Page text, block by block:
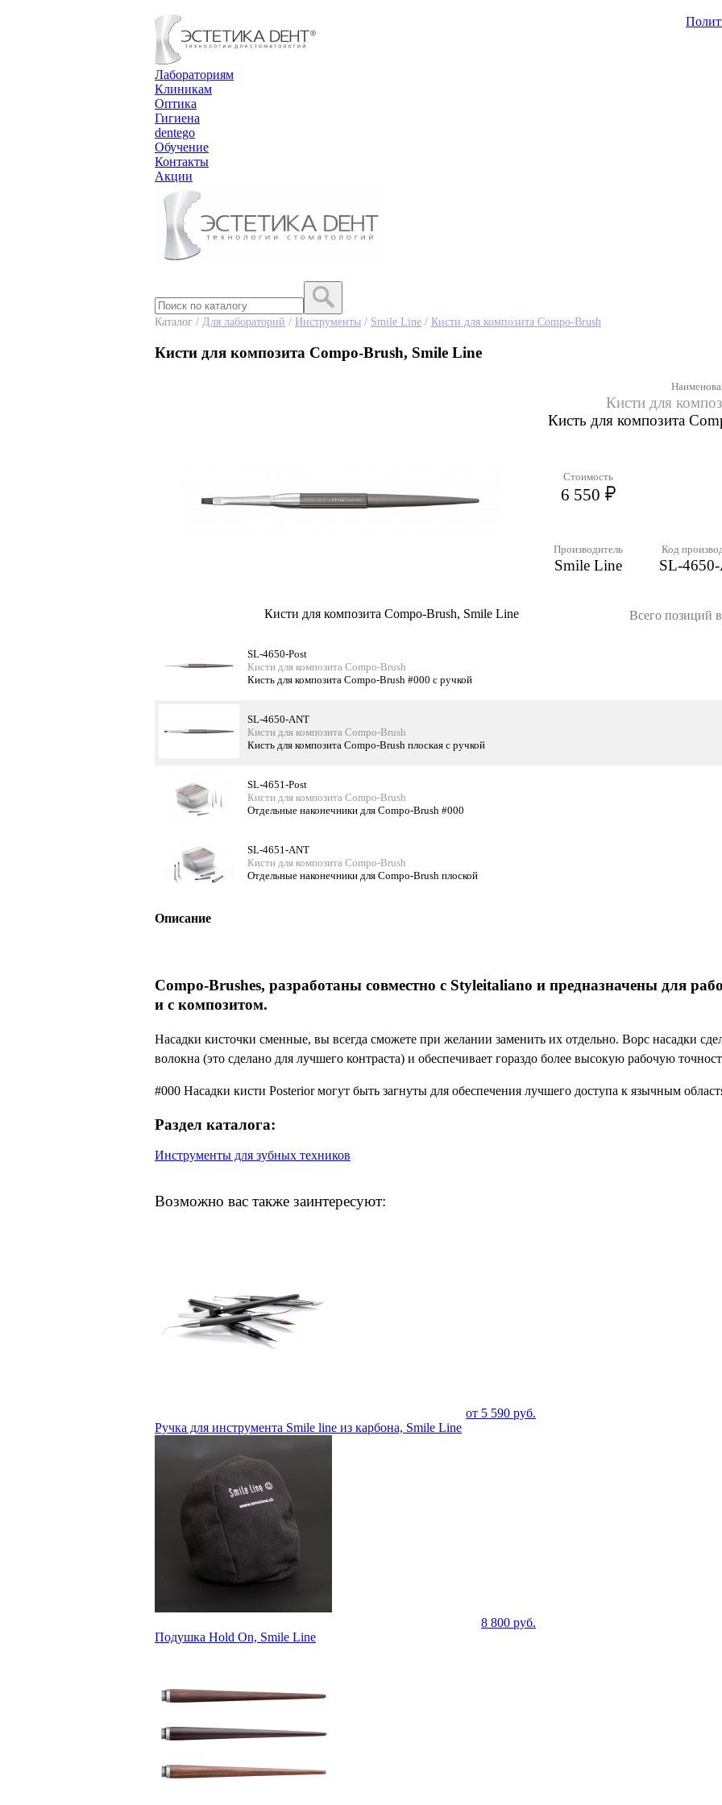
Лабораториям
Клиникам
Оптика
Гигиена
dentego
Обучение
Контакты
Акции
Каталог / Для лабораторий / Инструменты / Smile Line / Кисти для композита Compo-Brush
Кисти для композита Compo-Brush, Smile Line
Кисти для композита Compo-Brush, Smile Line
Кисти для
Кисть для композита
Стоимость
6 550
Производитель
Smile Line
Код
SL-
Всего позиций
SL-4650-Post
Кисти для композита Compo-Brush
Кисть для композита Compo-Brush #000 с ручкой
SL-4650-ANT
Кисти для композита Compo-Brush
Кисть для композита Compo-Brush плоская с ручкой
SL-4651-Post
Кисти для композита Compo-Brush
Отдельные наконечники для Compo-Brush #000
SL-4651-ANT
Кисти для композита Compo-Brush
Отдельные наконечники для Compo-Brush плоской
Описание
Compo-Brushes, разработаны совместно с Styleitaliano и предназначены для
и с композитом.
Насадки кисточки сменные, вы всегда сможете при желании заменить их отдельно. Ворс насадки
волокна (это сделано для лучшего контраста) и обеспечивает гораздо более высокую рабочую
#000 Насадки кисти Posterior могут быть загнуты для обеспечения лучшего доступа к язычным
Раздел каталога:
Инструменты для зубных техников
Возможно вас также заинтересуют:
от 5 590 руб.
Ручка для инструмента Smile line из карбона, Smile Line
8 800 руб.
Подушка Hold On, Smile Line